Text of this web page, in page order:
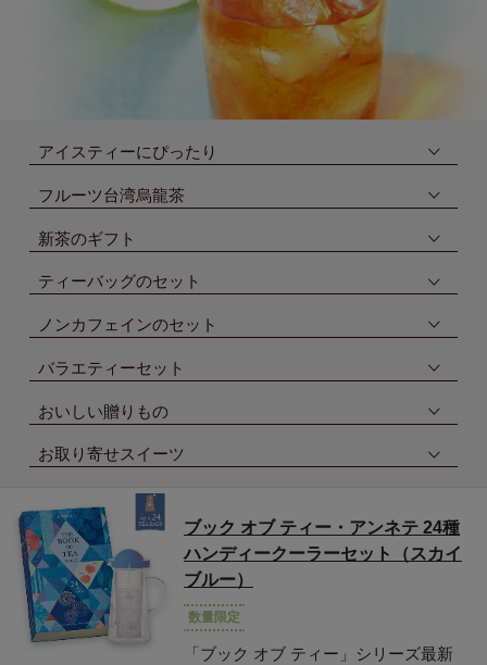
アイスティーにぴったり
フルーツ台湾烏龍茶
新茶のギフト
ティーバッグのセット
ノンカフェインのセット
バラエティーセット
おいしい贈りもの
お取り寄せスイーツ
ブック オブ ティー・アンネテ 24種
ハンディークーラーセット（スカイ
ブルー）
数量限定
「ブック オブ ティー」シリーズ最新